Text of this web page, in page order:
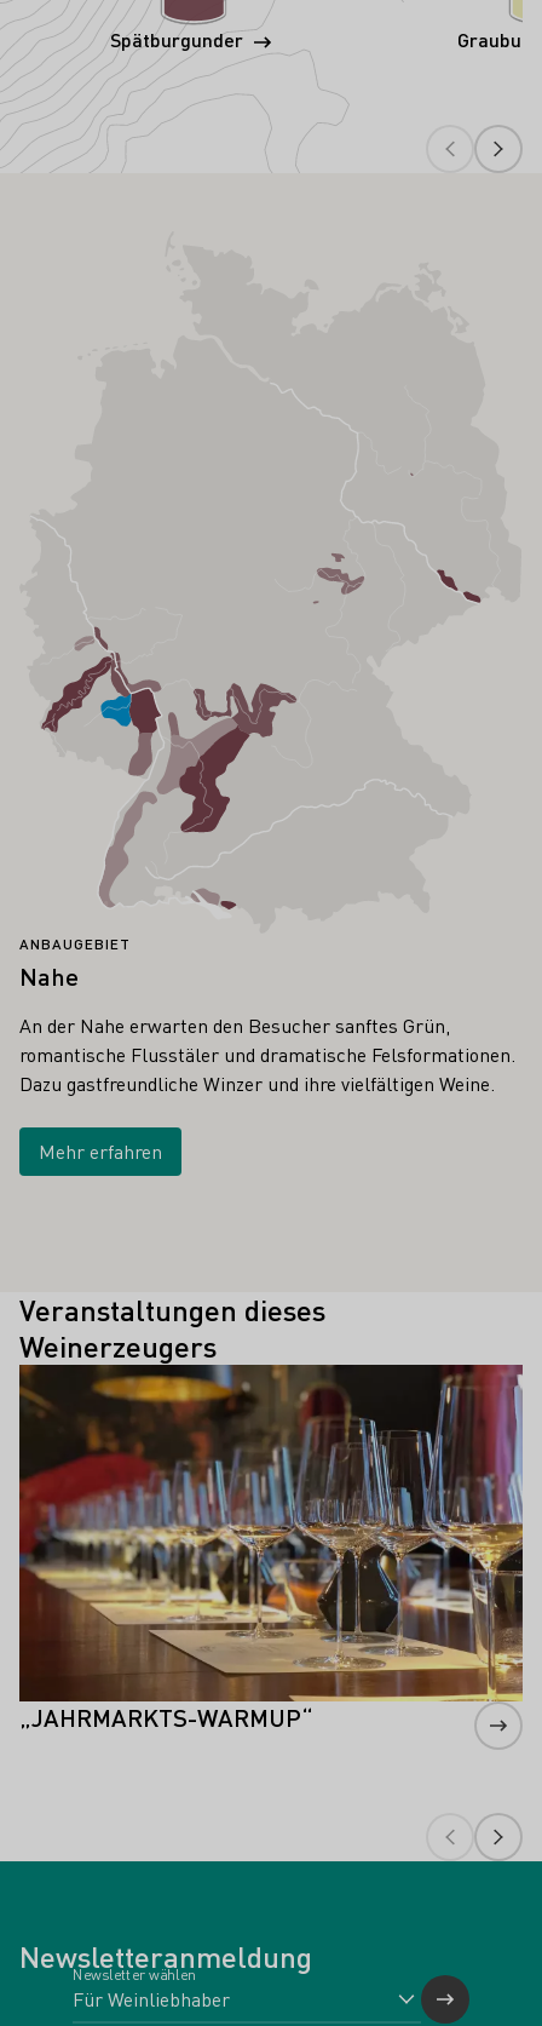
Spätburgunder
ANBAUGEBIET
Nahe
An der Nahe erwarten den Besucher sanftes Grün,
romantische Flusstäler und dramatische Felsformationen.
Dazu gastfreundliche Winzer und ihre vielfältigen Weine.
Mehr erfahren
Veranstaltungen dieses
Weinerzeugers
„JAHRMARKTS-WARMUP“
Mehr erfahren
Newsletteranmeldung
Newsletter wählen